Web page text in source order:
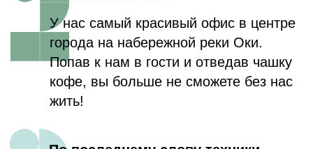
Мы заботимся об окружающей среде,
поэтому сортируем все
произведенные отходы и сдаем в
пункты переработки.
Заботливая типография
Мы ценим ваше время, поэтому
всегда предлагаем кратчайшие сроки
Точно в срок